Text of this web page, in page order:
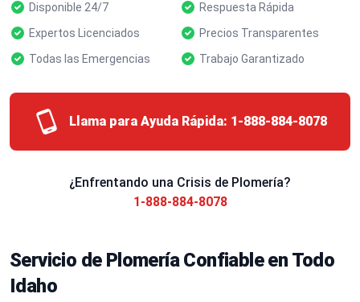
Disponible 24/7
Respuesta Rápida
Expertos Licenciados
Precios Transparentes
Todas las Emergencias
Trabajo Garantizado
Llama para Ayuda Rápida: 1-888-884-8078
¿Enfrentando una Crisis de Plomería?
1-888-884-8078
Servicio de Plomería Confiable en Todo
Idaho